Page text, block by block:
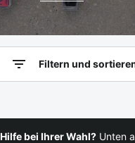
Filtern und
bei Ihrer Wahl? Unten